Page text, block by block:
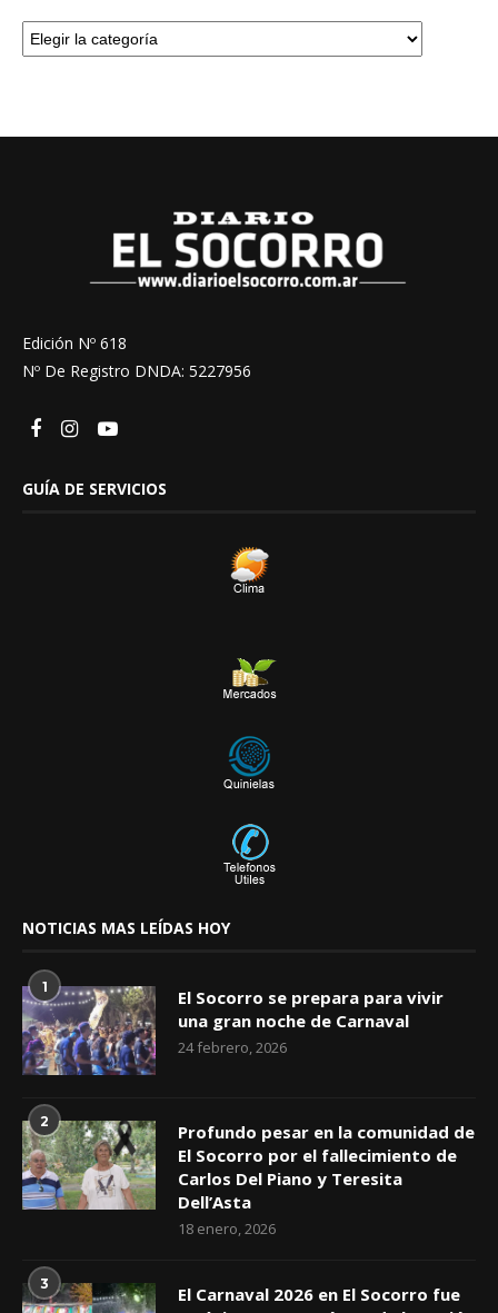
Edición Nº 618
Nº De Registro DNDA: 5227956
GUÍA DE SERVICIOS
NOTICIAS MAS LEÍDAS HOY
1
El Socorro se prepara para vivir
una gran noche de Carnaval
24 febrero, 2026
2
Profundo pesar en la comunidad de
El Socorro por el fallecimiento de
Carlos Del Piano y Teresita
Dell’Asta
18 enero, 2026
3
El Carnaval 2026 en El Socorro fue